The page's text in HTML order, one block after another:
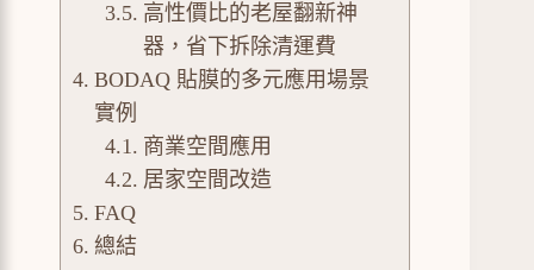
高性價比的老屋翻新神
器，省下拆除清運費
BODAQ 貼膜的多元應用場景
實例
商業空間應用
居家空間改造
FAQ
總結